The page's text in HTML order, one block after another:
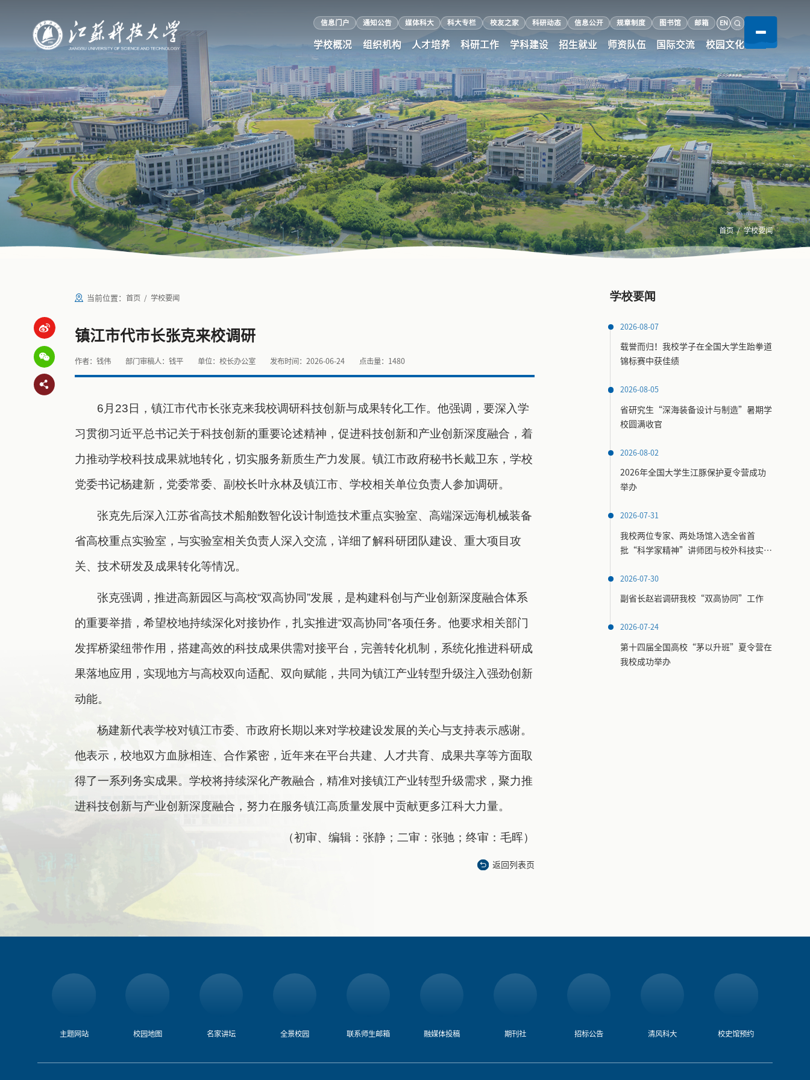
信息门户 通知公告 媒体科大 科大专栏 校友之家 科研动态 信息公开 规章制度 图书馆 邮箱 EN
学校概况 组织机构 人才培养 科研工作 学科建设 招生就业 师资队伍 国际交流 校园文化
首页 学校要闻
当前位置： 首页 学校要闻
镇江市代市长张克来校调研
作者：钱伟 部门审稿人：钱平 单位：校长办公室 发布时间：2026-06-24 点击量： 1480
6月23日，镇江市代市长张克来我校调研科技创新与成果转化工作。他强调，要深入学
习贯彻习近平总书记关于科技创新的重要论述精神，促进科技创新和产业创新深度融合，着
力推动学校科技成果就地转化，切实服务新质生产力发展。镇江市政府秘书长戴卫东，学校
党委书记杨建新，党委常委、副校长叶永林及镇江市、学校相关单位负责人参加调研。
张克先后深入江苏省高技术船舶数智化设计制造技术重点实验室、高端深远海机械装备
省高校重点实验室，与实验室相关负责人深入交流，详细了解科研团队建设、重大项目攻
关、技术研发及成果转化等情况。
张克强调，推进高新园区与高校“双高协同”发展，是构建科创与产业创新深度融合体系
的重要举措，希望校地持续深化对接协作，扎实推进“双高协同”各项任务。他要求相关部门
发挥桥梁纽带作用，搭建高效的科技成果供需对接平台，完善转化机制，系统化推进科研成
果落地应用，实现地方与高校双向适配、双向赋能，共同为镇江产业转型升级注入强劲创新
动能。
杨建新代表学校对镇江市委、市政府长期以来对学校建设发展的关心与支持表示感谢。
他表示，校地双方血脉相连、合作紧密，近年来在平台共建、人才共育、成果共享等方面取
得了一系列务实成果。学校将持续深化产教融合，精准对接镇江产业转型升级需求，聚力推
进科技创新与产业创新深度融合，努力在服务镇江高质量发展中贡献更多江科大力量。
（初审、编辑：张静；二审：张驰；终审：毛晖）
返回列表页
学校要闻
2026-08-07
载誉而归！我校学子在全国大学生跆拳道
锦标赛中获佳绩
2026-08-05
省研究生“深海装备设计与制造”暑期学
校圆满收官
2026-08-02
2026年全国大学生江豚保护夏令营成功
举办
2026-07-31
我校两位专家、两处场馆入选全省首
批“科学家精神”讲师团与校外科技实践
2026-07-30
副省长赵岩调研我校“双高协同”工作
2026-07-24
第十四届全国高校“茅以升班”夏令营在
我校成功举办
主题网站 校园地图 名家讲坛 全景校园 联系师生邮箱 融媒体投稿​ 期刊社 招标公告 清风科大 校史馆预约